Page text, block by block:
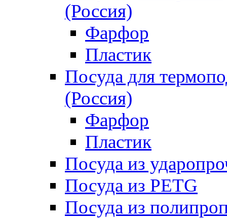
(Россия)
Фарфор
Пластик
Посуда для
(Россия)
Фарфор
Пластик
Посуда из
Посуда из PETG
Посуда из